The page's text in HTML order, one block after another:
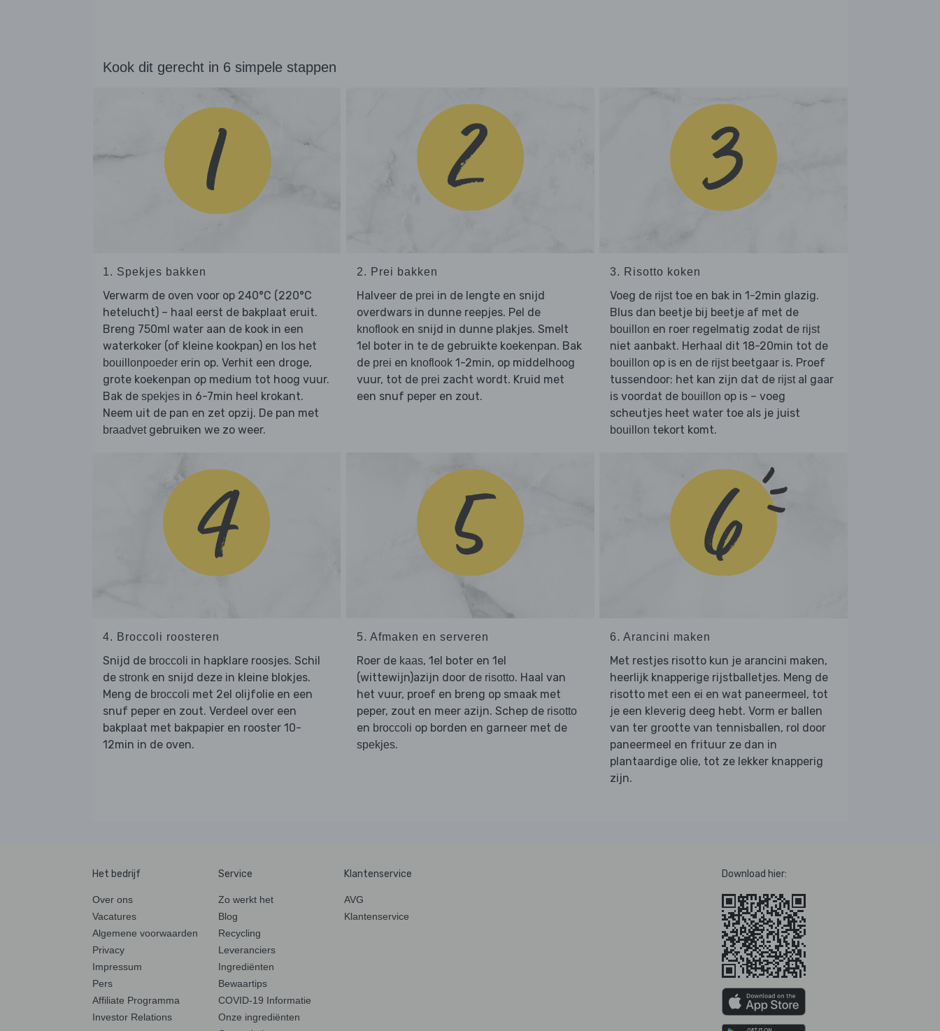
Kook dit gerecht in 6 simpele stappen
1. Spekjes bakken
Verwarm de oven voor op 240°C (220°C
hetelucht) – haal eerst de bakplaat eruit.
Breng 750ml water aan de kook in een
waterkoker (of kleine kookpan) en los het
bouillonpoeder erin op. Verhit een droge,
grote koekenpan op medium tot hoog vuur.
Bak de spekjes in 6-7min heel krokant.
Neem uit de pan en zet opzij. De pan met
braadvetgebruiken we zo weer.
2. Prei bakken
Halveer de prei in de lengte en snijd
overdwars in dunne reepjes. Pel de
knoflooken snijd in dunne plakjes. Smelt
1el boter in te de gebruikte koekenpan. Bak
de prei en knoflook1-2min, op middelhoog
vuur, tot de prei zacht wordt. Kruid met
een snuf peper en zout.
3. Risotto koken
Voeg de rijsttoe en bak in 1-2min glazig.
Blus dan beetje bij beetje af met de
bouillon en roer regelmatig zodat de rijst
niet aanbakt. Herhaal dit 18-20min tot de
bouillon op is en de rijstbeetgaar is. Proef
tussendoor: het kan zijn dat de rijstal gaar
is voordat de bouillon op is – voeg
scheutjes heet water toe als je juist
bouillon tekort komt.
4. Broccoli roosteren
Snijd de broccoli in hapklare roosjes. Schil
de stronk en snijd deze in kleine blokjes.
Meng de broccoli met 2el olijfolie en een
snuf peper en zout. Verdeel over een
bakplaat met bakpapier en rooster 10-
12min in de oven.
5. Afmaken en serveren
Roer de kaas, 1el boter en 1el
(wittewijn)azijn door de risotto. Haal van
het vuur, proef en breng op smaak met
peper, zout en meer azijn. Schep de risotto
en broccoli op borden en garneer met de
spekjes.
6. Arancini maken
Met restjes risotto kun je arancini maken,
heerlijk knapperige rijstballetjes. Meng de
risotto met een ei en wat paneermeel, tot
je een kleverig deeg hebt. Vorm er ballen
van ter grootte van tennisballen, rol door
paneermeel en frituur ze dan in
plantaardige olie, tot ze lekker knapperig
zijn.
Het bedrijf
Over ons
Vacatures
Algemene voorwaarden
Privacy
Impressum
Pers
Affiliate Programma
Investor Relations
Service
Zo werkt het
Blog
Recycling
Leveranciers
Ingrediënten
Bewaartips
COVID-19 Informatie
Onze ingrediënten
Klantenservice
AVG
Klantenservice
Download hier: